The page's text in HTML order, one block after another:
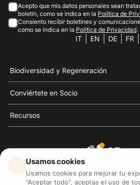
Acepto que mis datos personales sean
boletín, como se indica en la Política de
Consiento recibir boletines y
como se indica en la Política de Privacidad.
IT EN DE FR
Biodiversidad y Regeneración
Conviértete en Socio
Recursos
3Bee es el referente de la
las abejas y la
Usamos cookies
Usamos cookies para mejorar tu
"Aceptar todo", aceptas el uso de